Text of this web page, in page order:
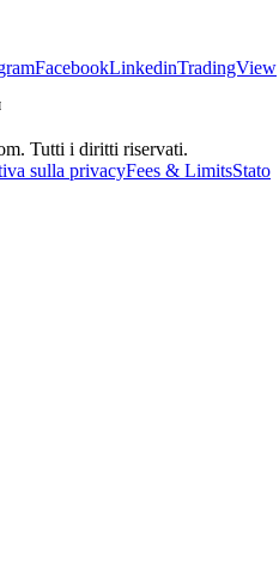
FacebookLinkedinTradingView
Tutti i diritti riservati.
sulla privacyFees & LimitsStato